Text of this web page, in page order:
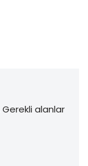
Gerekli alanlar